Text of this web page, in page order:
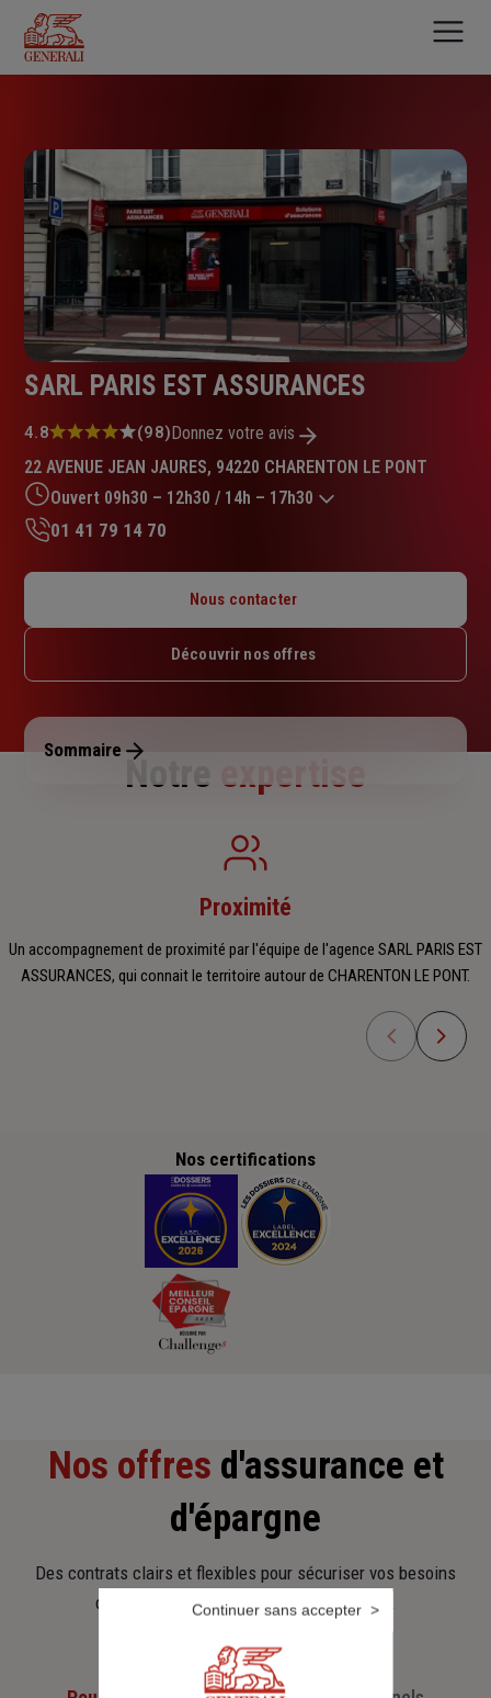
contenu
principal
SARL PARIS EST ASSURANCES
Note
4.8
sur
5
étoiles
4.8 (98)Donnez votre avis
22 AVENUE JEAN JAURES, 94220 CHARENTON LE PONT
Ouvert 09h30 – 12h30 / 14h – 17h30
Mardi : 09h30 – 12h30 / 14h – 17h30
Jeudi : 09h30 – 12h30 / 14h – 17h30
Dimanche : Fermé
01 41 79 14 70
Nous contacter
Découvrir nos offres
Sommaire
Notre expertise
Proximité
Un accompagnement de proximité par l'équipe de l'agence SARL PARIS EST
ASSURANCES, qui connait le territoire autour de CHARENTON LE PONT.
Nos certifications
Nos offres d'assurance et
d'épargne
Des contrats clairs et flexibles pour sécuriser vos besoins
d’aujourd’hui et anticiper ceux de demain.
Continuer sans accepter